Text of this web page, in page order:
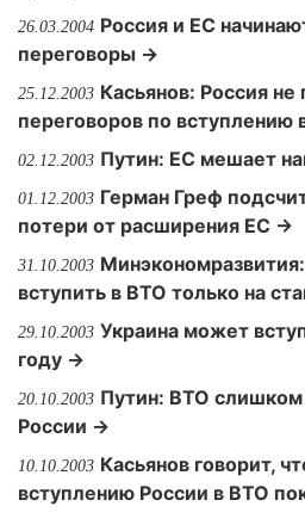
26.03.2004 Россия и ЕС
переговоры →
25.12.2003 Касьянов: Россия
переговоров по вступлению
02.12.2003 Путин: ЕС мешает
01.12.2003 Герман Греф
потери от расширения ЕС →
31.10.2003
вступить в ВТО только на
29.10.2003 Украина может
году →
20.10.2003 Путин: ВТО слишком
России →
10.10.2003 Касьянов говорит,
вступлению России в ВТО